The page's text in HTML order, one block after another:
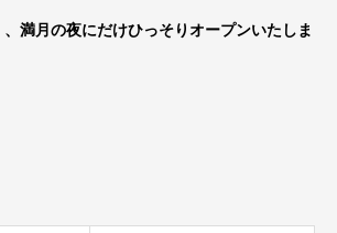
満月の夜にだけひっそりオープンいたしま